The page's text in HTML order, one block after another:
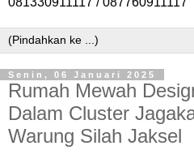
Senin, 06 Januari 2025
Rumah Mewah
Dalam Cluster
Warung Silah Jaksel